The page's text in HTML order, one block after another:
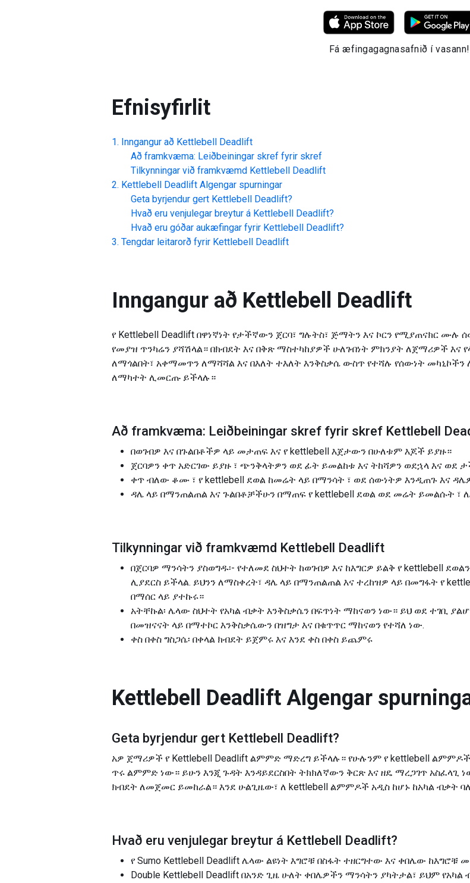
Fá æfingagagnasafnið í vasann!
Efnisyfirlit
Inngangur að Kettlebell Deadlift
Að framkvæma: Leiðbeiningar skref fyrir skref
Tilkynningar við framkvæmd Kettlebell Deadlift
Kettlebell Deadlift Algengar spurningar
Geta byrjendur gert Kettlebell Deadlift?
Hvað eru venjulegar breytur á Kettlebell Deadlift?
Hvað eru góðar aukæfingar fyrir Kettlebell Deadlift?
Tengdar leitarorð fyrir Kettlebell Deadlift
Inngangur að Kettlebell Deadlift
የ Kettlebell Deadlift በዋነኛነት የታችኛውን ጀርባ፣ ግሉትስ፣ ጅማትን እና ኮርን የሚያጠናክር
የመያዝ ጥንካሬን ያሻሽላል። በክብደት እና በቅጽ ማስተካከያዎች ሁለገብነት ምክንያት ለጀማሪዎች እና
ለማጎልበት፣ አቀማመጥን ለማሻሻል እና በእለት ተእለት እንቅስቃሴ ውስጥ የተሻሉ የሰውነት
ለማካተት ሊመርጡ ይችላሉ።
Að framkvæma: Leiðbeiningar skref fyrir skref Kettlebell
በወገብዎ እና በጉልበቶችዎ ላይ መታጠፍ እና የ kettlebell እጀታውን በሁለቱም እጆች ይያዙ።
ጀርባዎን ቀጥ አድርገው ይያዙ ፣ ጭንቅላትዎን ወደ ፊት ይመልከቱ እና ትከሻዎን ወደኋላ እና ወደ
ቀጥ ብለው ቆሙ ፣ የ kettlebell ደወል ከመሬት ላይ በማንሳት ፣ ወደ ሰውነትዎ እንዲጠጉ እና
ዳሌ ላይ በማንጠልጠል እና ጉልበቶቻችሁን በማጠፍ የ kettlebell ደወል ወደ መሬት ይመልሱት
Tilkynningar við framkvæmd Kettlebell Deadlift
በጀርባዎ ማንሳትን ያስወግዱ፡- የተለመደ ስህተት ከወገብዎ እና ከእግርዎ ይልቅ የ kettlebell
ሊያደርስ ይችላል. ይህንን ለማስቀረት፣ ዳሌ ላይ በማንጠልጠል እና ተረከዝዎ ላይ በመግፋት የ
በማሰር ላይ ያተኩሩ።
አትቸኩል፡ ሌላው ስህተት የአካል ብቃት እንቅስቃሴን በፍጥነት ማከናወን ነው። ይህ ወደ ተገቢ
በመዝናናት ላይ በማተኮር እንቅስቃሴውን በዝግታ እና በቁጥጥር ማከናወን የተሻለ ነው.
ቀስ በቀስ ግስጋሴ፡ በቀላል ክብደት ይጀምሩ እና እንደ ቀስ በቀስ ይጨምሩ
Kettlebell Deadlift Algengar
Geta byrjendur gert Kettlebell Deadlift?
አዎ ጀማሪዎች የ Kettlebell Deadlift ልምምድ ማድረግ ይችላሉ። የሁሉንም የ kettlebell
ጥሩ ልምምድ ነው። ይሁን እንጂ ጉዳት እንዳይደርስበት ትክክለኛውን ቅርጽ እና ዘዴ ማረጋገጥ አስፈላጊ
ክብደት ለመጀመር ይመከራል። እንደ ሁልጊዜው፣ ለ kettlebell ልምምዶች አዲስ ከሆኑ ከአካል ብቃት
Hvað eru venjulegar breytur á Kettlebell Deadlift?
የ Sumo Kettlebell Deadlift ሌላው ልዩነት እግሮቹ በስፋት ተዘርግተው እና ቀበሌው ከእግሮቹ
Double Kettlebell Deadlift በአንድ ጊዜ ሁለት ቀበሌዎችን ማንሳትን ያካትታል፣ ይህም